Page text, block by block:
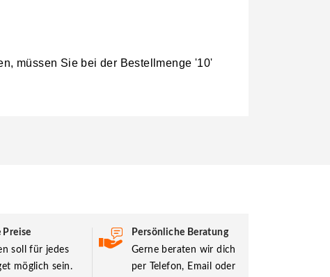
müssen Sie bei der Bestellmenge '10'
Preise
soll für jedes
möglich sein.
Persönliche Beratung
Gerne beraten wir dich
per Telefon, Email oder